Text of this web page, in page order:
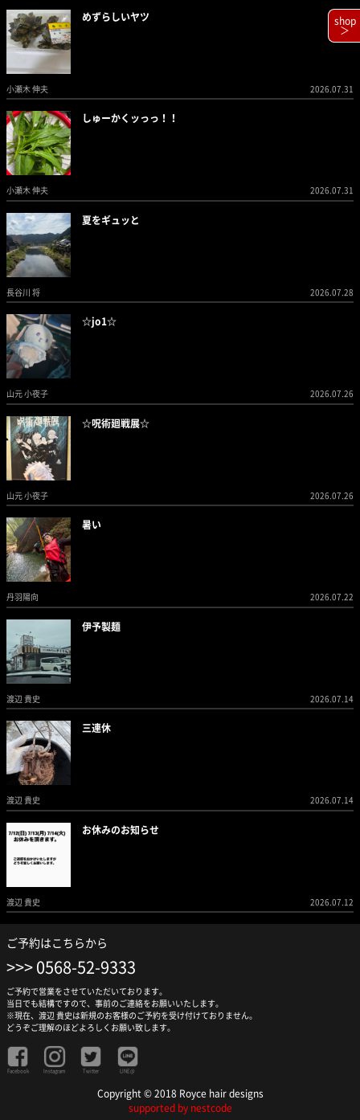
めずらしいヤツ
小瀬木 伸夫 2026.07.31
しゅーかくッっっ！！
小瀬木 伸夫 2026.07.31
夏をギュッと
長谷川 将 2026.07.28
☆jo1☆
山元 小夜子 2026.07.26
☆呪術廻戦展☆
山元 小夜子 2026.07.26
暑い
丹羽陽向 2026.07.22
伊予製麺
渡辺 貴史 2026.07.14
三連休
渡辺 貴史 2026.07.14
お休みのお知らせ
渡辺 貴史 2026.07.12
ご予約はこちらから
0568-52-9333
ご予約で営業をさせていただいております。
当日でも結構ですので、事前のご連絡をお願いいたします。
※現在、渡辺 貴史は新規のお客様のご予約を受け付けておりません。
どうぞご理解のほどよろしくお願い致します。
Facebook Instagram Twitter LINE@
Copyright © 2018 Royce hair designs
supported by nestcode
shop
＞